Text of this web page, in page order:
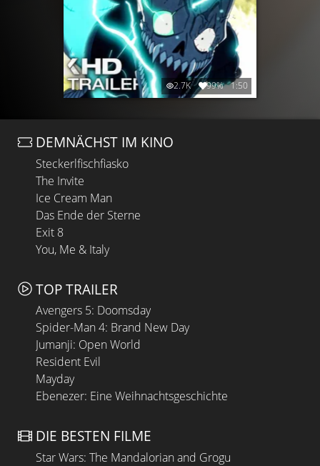
2.7K 99% 1:50
DEMNÄCHST IM KINO
Steckerlfischfiasko
The Invite
Ice Cream Man
Das Ende der Sterne
Exit 8
You, Me & Italy
TOP TRAILER
Avengers 5: Doomsday
Spider-Man 4: Brand New Day
Jumanji: Open World
Resident Evil
Mayday
Ebenezer: Eine Weihnachtsgeschichte
DIE BESTEN FILME
Star Wars: The Mandalorian and Grogu